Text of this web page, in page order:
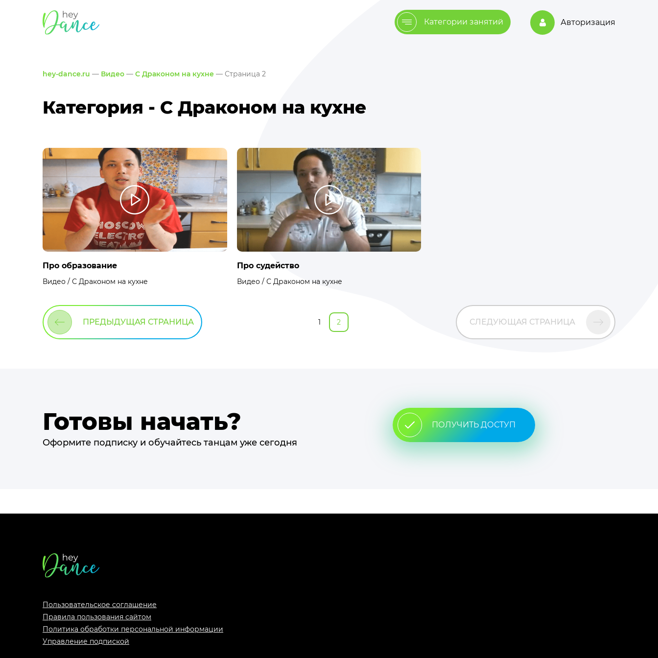
Авторизация
Категории занятий
hey-dance.ru — Видео — С Драконом на кухне — Страница 2
Категория - С Драконом на кухне
Про образование
Видео / С Драконом на кухне
Про судейство
Видео / С Драконом на кухне
ПРЕДЫДУЩАЯ СТРАНИЦА 1 2 СЛЕДУЮЩАЯ СТРАНИЦА
Готовы начать?
Оформите подписку и обучайтесь танцам уже сегодня
ПОЛУЧИТЬ ДОСТУП
Футер
сайта
Пользовательское соглашение
Правила пользования сайтом
Политика обработки персональной информации
Управление подпиской